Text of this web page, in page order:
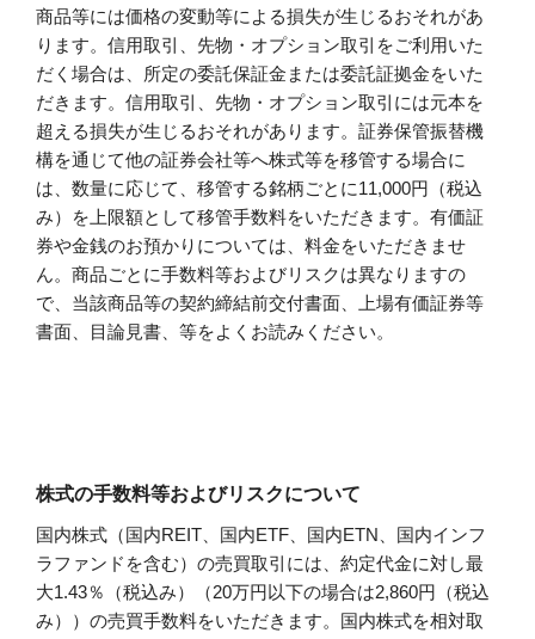
商品等には価格の変動等による損失が生じるおそれがあ
ります。信用取引、先物・オプション取引をご利用いた
だく場合は、所定の委託保証金または委託証拠金をいた
だきます。信用取引、先物・オプション取引には元本を
超える損失が生じるおそれがあります。証券保管振替機
構を通じて他の証券会社等へ株式等を移管する場合に
は、数量に応じて、移管する銘柄ごとに11,000円（税込
み）を上限額として移管手数料をいただきます。有価証
券や金銭のお預かりについては、料金をいただきませ
ん。商品ごとに手数料等およびリスクは異なりますの
で、当該商品等の契約締結前交付書面、上場有価証券等
書面、目論見書、等をよくお読みください。
株式の手数料等およびリスクについて
国内株式（国内REIT、国内ETF、国内ETN、国内インフ
ラファンドを含む）の売買取引には、約定代金に対し最
大1.43％（税込み）（20万円以下の場合は2,860円（税込
み））の売買手数料をいただきます。国内株式を相対取